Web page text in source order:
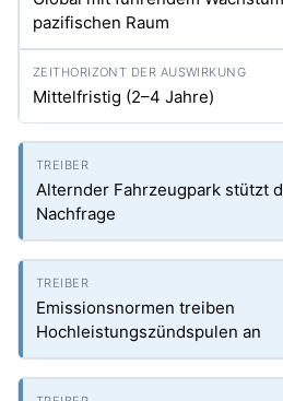
pazifischen Raum
Mittelfristig (2–4 Jahre)
Alternder Fahrzeugpark stützt
Nachfrage
Emissionsnormen treiben
Hochleistungszündspulen an